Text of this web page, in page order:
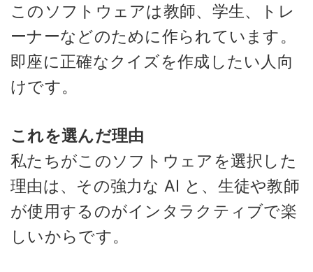
このソフトウェアは教師、学生、トレ
ーナーなどのために作られています。
即座に正確なクイズを作成したい人向
けです。
これを選んだ理由
私たちがこのソフトウェアを選択した
理由は、その強力な AI と、生徒や教師
が使用するのがインタラクティブで楽
しいからです。